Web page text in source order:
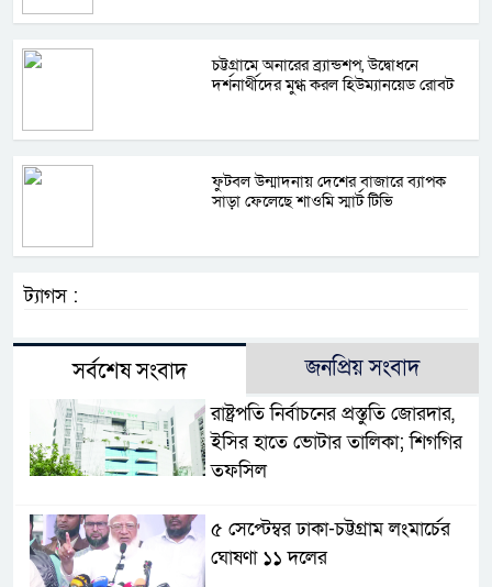
চট্টগ্রামে অনারের ব্র্যান্ডশপ, উদ্বোধনে
দর্শনার্থীদের মুগ্ধ করল হিউম্যানয়েড রোবট
ফুটবল উন্মাদনায় দেশের বাজারে ব্যাপক
সাড়া ফেলেছে শাওমি স্মার্ট টিভি
ট্যাগস :
সর্বশেষ সংবাদ জনপ্রিয় সংবাদ
রাষ্ট্রপতি নির্বাচনের প্রস্তুতি জোরদার,
ইসির হাতে ভোটার তালিকা; শিগগির
তফসিল
৫ সেপ্টেম্বর ঢাকা-চট্টগ্রাম লংমার্চের
ঘোষণা ১১ দলের